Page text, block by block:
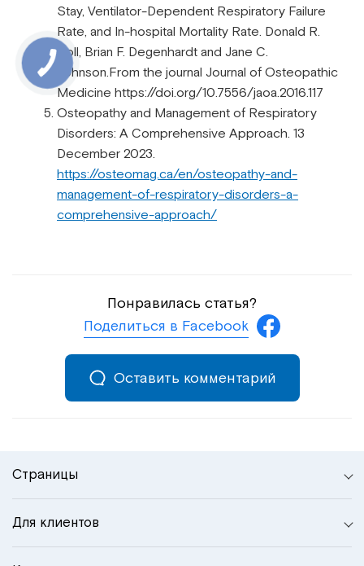
Stay, Ventilator-Dependent Respiratory Failure
Rate, and In-hospital Mortality Rate. Donald R.
Noll, Brian F. Degenhardt and Jane C.
Johnson.From the journal Journal of Osteopathic
Medicine https://doi.org/10.7556/jaoa.2016.117
Osteopathy and Management of Respiratory
Disorders: A Comprehensive Approach. 13
December 2023.
https://osteomag.ca/en/osteopathy-and-
management-of-respiratory-disorders-a-
comprehensive-approach/
Понравилась статья?
Поделиться в Facebook
Оставить комментарий
Страницы
Для клиентов